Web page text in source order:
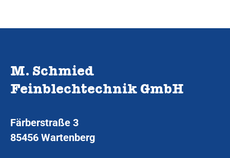
M. Schmied
Feinblechtechnik GmbH
Färberstraße 3
85456 Wartenberg